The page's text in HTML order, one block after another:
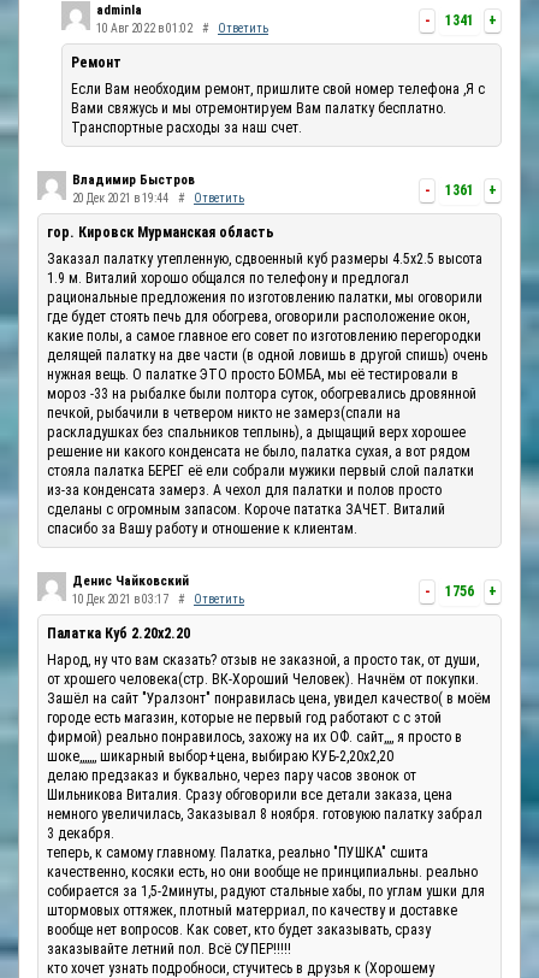
- 1341 +
adminla
10 Авг 2022 в 01:02 # Ответить
Ремонт
Если Вам необходим ремонт, пришлите свой номер телефона ,Я с
Вами свяжусь и мы отремонтируем Вам палатку бесплатно.
Транспортные расходы за наш счет.
- 1361 +
Владимир Быстров
20 Дек 2021 в 19:44 # Ответить
гор. Кировск Мурманская область
Заказал палатку утепленную, сдвоенный куб размеры 4.5х2.5 высота
1.9 м. Виталий хорошо общался по телефону и предлогал
рациональные предложения по изготовлению палатки, мы оговорили
где будет стоять печь для обогрева, оговорили расположение окон,
какие полы, а самое главное его совет по изготовлению перегородки
делящей палатку на две части (в одной ловишь в другой спишь) очень
нужная вещь. О палатке ЭТО просто БОМБА, мы её тестировали в
мороз -33 на рыбалке были полтора суток, обогревались дровянной
печкой, рыбачили в четвером никто не замерз(спали на
раскладушках без спальников теплынь), а дыщащий верх хорошее
решение ни какого конденсата не было, палатка сухая, а вот рядом
стояла палатка БЕРЕГ её ели собрали мужики первый слой палатки
из-за конденсата замерз. А чехол для палатки и полов просто
сделаны с огромным запасом. Короче пататка ЗАЧЕТ. Виталий
спасибо за Вашу работу и отношение к клиентам.
- 1756 +
Денис Чайковский
10 Дек 2021 в 03:17 # Ответить
Палатка Куб 2.20x2.20
Народ, ну что вам сказать? отзыв не заказной, а просто так, от души,
от хрошего человека(стр. ВК-Хороший Человек). Начнём от покупки.
Зашёл на сайт "Уралзонт" понравилась цена, увидел качество( в моём
городе есть магазин, которые не первый год работают с с этой
фирмой) реально понравилось, захожу на их ОФ. сайт,,,, я просто в
шоке,,,,,,, шикарный выбор+цена, выбираю КУБ-2,20х2,20
делаю предзаказ и буквально, через пару часов звонок от
Шильникова Виталия. Сразу обговорили все детали заказа, цена
немного увеличилась, Заказывал 8 ноября. готовуюю палатку забрал
3 декабря.
теперь, к самому главному. Палатка, реально "ПУШКА" сшита
качественно, косяки есть, но они вообще не принципиальны. реально
собирается за 1,5-2минуты, радуют стальные хабы, по углам ушки для
штормовых оттяжек, плотный матерриал, по качеству и доставке
вообще нет вопросов. Как совет, кто будет заказывать, сразу
заказывайте летний пол. Всё СУПЕР!!!!!
кто хочет узнать подробноси, стучитесь в друзья к (Хорошему